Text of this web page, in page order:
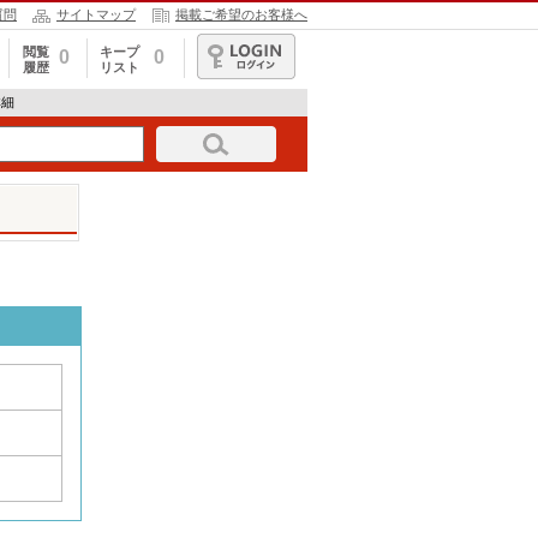
問 サイトマップ 掲載ご希望のお客様へ
閲覧
履歴
0
キープ
リスト
0
ログイン